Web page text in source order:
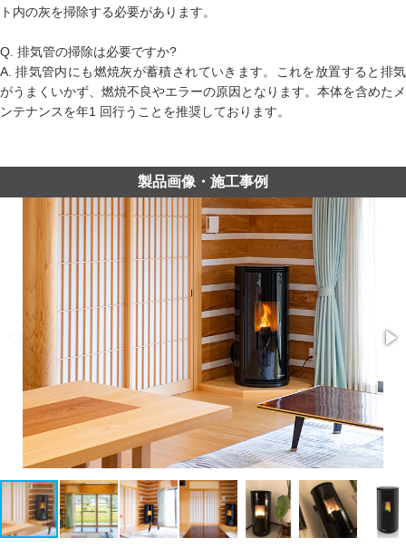
ト内の灰を掃除する必要があります。
Q. 排気管の掃除は必要ですか?
A. 排気管内にも燃焼灰が蓄積されていきます。これを放置すると排気
がうまくいかず、燃焼不良やエラーの原因となります。本体を含めたメ
ンテナンスを年1 回行うことを推奨しております。
製品画像・施工事例